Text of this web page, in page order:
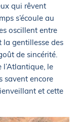
qui rêvent
s’écoule au
oscillent entre
la gentillesse des
de sincérité.
l’Atlantique, le
savent encore
et cette